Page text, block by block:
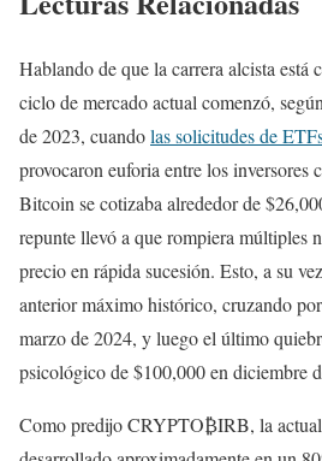
Hablando de que la carrera alcista está
ciclo de mercado actual comenzó,
de 2023, cuandolas solicitudes de
provocaron euforia entre los inversores
Bitcoin se cotizaba alrededor de
repunte llevó a que rompiera múltiples
precio en rápida sucesión. Esto, a su
anterior máximo histórico, cruzando
marzo de 2024, y luego el último
psicológico de $100,000 en diciembre
Como predijo CRYPTO₿IRB, la actual